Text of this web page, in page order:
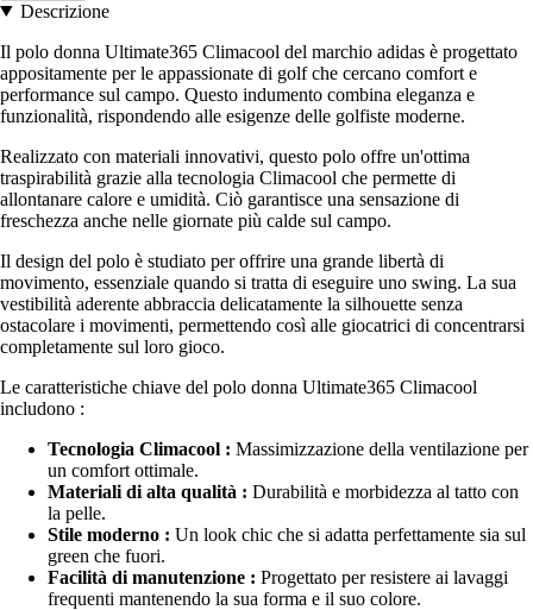
Descrizione
Il polo donna Ultimate365 Climacool del marchio adidas è progettato
appositamente per le appassionate di golf che cercano comfort e
performance sul campo. Questo indumento combina eleganza e
funzionalità, rispondendo alle esigenze delle golfiste moderne.
Realizzato con materiali innovativi, questo polo offre un'ottima
traspirabilità grazie alla tecnologia Climacool che permette di
allontanare calore e umidità. Ciò garantisce una sensazione di
freschezza anche nelle giornate più calde sul campo.
Il design del polo è studiato per offrire una grande libertà di
movimento, essenziale quando si tratta di eseguire uno swing. La sua
vestibilità aderente abbraccia delicatamente la silhouette senza
ostacolare i movimenti, permettendo così alle giocatrici di concentrarsi
completamente sul loro gioco.
Le caratteristiche chiave del polo donna Ultimate365 Climacool
includono :
Tecnologia Climacool : Massimizzazione della ventilazione per
un comfort ottimale.
Materiali di alta qualità : Durabilità e morbidezza al tatto con
la pelle.
Stile moderno : Un look chic che si adatta perfettamente sia sul
green che fuori.
Facilità di manutenzione : Progettato per resistere ai lavaggi
frequenti mantenendo la sua forma e il suo colore.